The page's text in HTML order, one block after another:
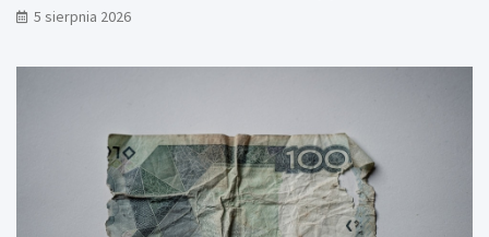
5 sierpnia 2026